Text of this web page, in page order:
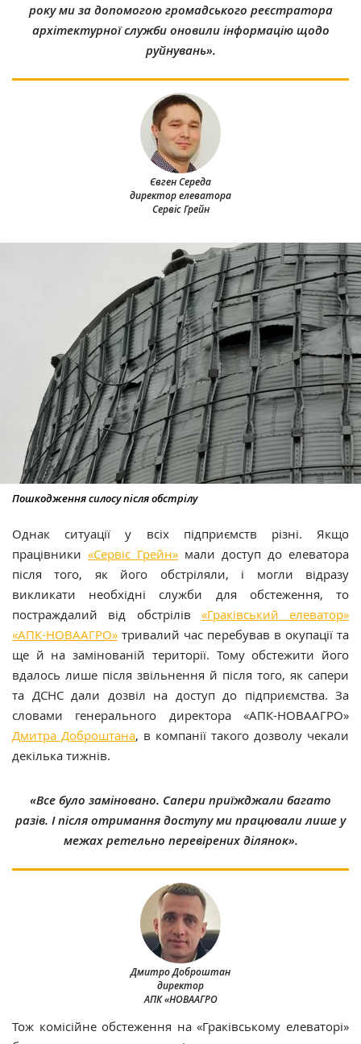
Євген Середа
директор елеватора
Сервіс Грейн
року ми за допомогою громадського реєстратора
архітектурної служби оновили інформацію щодо
руйнувань».
Пошкодження силосу після обстрілу
Однак ситуації у всіх підприємств різні. Якщо
працівники «Сервіс Грейн» мали доступ до елеватора
після того, як його обстріляли, і могли відразу
викликати необхідні служби для обстеження, то
постраждалий від обстрілів «Граківський елеватор»
«АПК-НОВААГРО» тривалий час перебував в окупації та
ще й на замінованій території. Тому обстежити його
вдалось лише після звільнення й після того, як сапери
та ДСНС дали дозвіл на доступ до підприємства. За
словами генерального директора «АПК-НОВААГРО»
Дмитра Доброштана, в компанії такого дозволу чекали
декілька тижнів.
Дмитро Доброштан
директор
АПК «НОВААГРО
«Все було заміновано. Сапери приїжджали багато
разів. І після отримання доступу ми працювали лише у
межах ретельно перевірених ділянок».
Тож комісійне обстеження на «Граківському елеваторі»